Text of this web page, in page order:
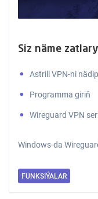
Siz näme
Astrill VPN-ni
Programma giriň
Wireguard VPN
Windows-da
FUNKSIÝALAR